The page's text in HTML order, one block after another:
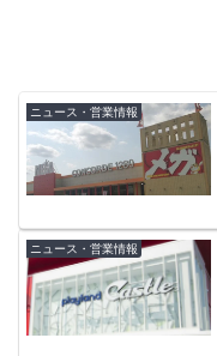
ニュース・営業情報
ニュース・営業情報